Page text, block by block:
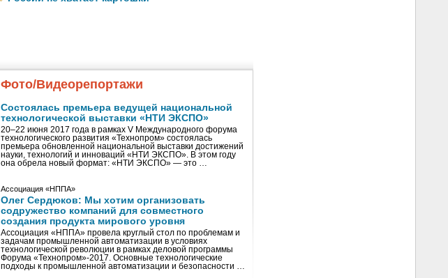
Фото/Видеорепортажи
Состоялась премьера ведущей национальной
технологической выставки «НТИ ЭКСПО»
20–22 июня 2017 года в рамках V Международного форума
технологического развития «Технопром» состоялась
премьера обновленной национальной выставки достижений
науки, технологий и инноваций «НТИ ЭКСПО». В этом году
она обрела новый формат: «НТИ ЭКСПО» — это …
Ассоциация «НППА»
Олег Сердюков: Мы хотим организовать
содружество компаний для совместного
создания продукта мирового уровня
Ассоциация «НППА» провела круглый стол по проблемам и
задачам промышленной автоматизации в условиях
технологической революции в рамках деловой программы
Форума «Технопром»-2017. Основные технологические
подходы к промышленной автоматизации и безопасности …